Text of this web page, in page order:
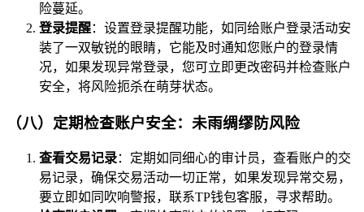
险蔓延。
登录提醒：设置登录提醒功能，如同给账户登录活动安
装了一双敏锐的眼睛，它能及时通知您账户的登录情
况，如果发现异常登录，您可立即更改密码并检查账户
安全，将风险扼杀在萌芽状态。
（八）定期检查账户安全：未雨绸缪防风险
查看交易记录：定期如同细心的审计员，查看账户的交
易记录，确保交易活动一切正常，如果发现异常交易，
要立即如同吹响警报，联系TP钱包客服，寻求帮助。